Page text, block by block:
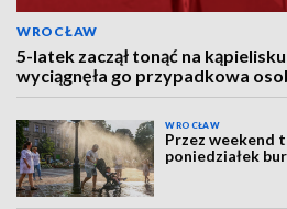
WROCŁAW
5-latek zaczął tonąć na
wyciągnęła go przypadkowa
WROCŁAW
Przez weekend
poniedziałek